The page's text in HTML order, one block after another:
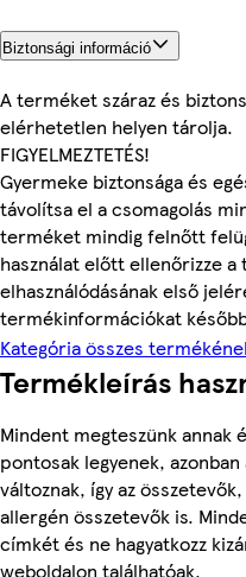
Biztonsági információ
A terméket száraz és
elérhetetlen helyen tárolja.
FIGYELMEZTETÉS!
Gyermeke biztonsága és
távolítsa el a csomagolás
terméket mindig felnőtt
használat előtt ellenőrizze a
elhasználódásának első
termékinformációkat
Kategória összes
Termékleírás
Mindent megteszünk
pontosak legyenek,
változnak, így az
allergén összetevők is.
címkét és ne hagyatkozz
weboldalon találhatóak.